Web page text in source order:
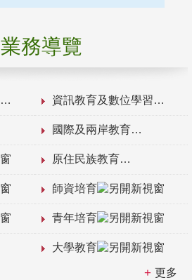
業務導覽
資訊教育及數位學習
國際及兩岸教育
原住民族教育
師資培育
青年培育
大學教育
更多